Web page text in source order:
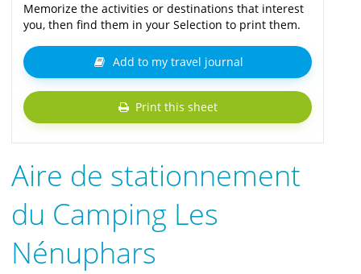
Aire de stationnement
du Camping Les
Nénuphars
Memorize the activities or destinations that interest
you, then find them in your Selection to print them.
Add to my travel journal
Print this sheet